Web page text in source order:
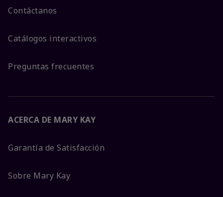
Contáctanos
Catálogos interactivos
Preguntas frecuentes
ACERCA DE MARY KAY
Garantía de Satisfacción
Sobre Mary Kay